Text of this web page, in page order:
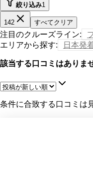
絞り込み1
142 すべてクリア
注目のクルーズライン:
エリアから探す: 日本発
該当する口コミはありま
条件に合致する口コミは